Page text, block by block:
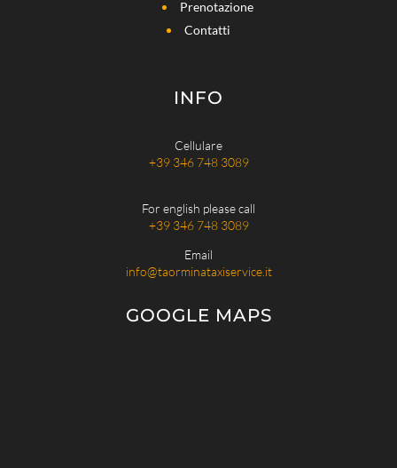
Prenotazione
Contatti
INFO
Cellulare
+39 346 748 3089
For english please call
+39 346 748 3089
Email
info@taorminataxiservice.it
GOOGLE MAPS